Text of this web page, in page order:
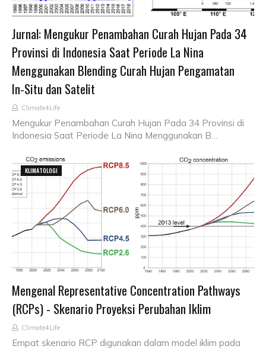
Jurnal: Mengukur Penambahan Curah Hujan Pada 34
Provinsi di Indonesia Saat Periode La Nina
Menggunakan Blending Curah Hujan Pengamatan
In-Situ dan Satelit
Climate4Life
Mengukur Penambahan Curah Hujan Pada 34 Provinsi di
Indonesia Saat Periode La Nina Menggunakan B…
KLIMATOLOGI
Mengenal Representative Concentration Pathways
(RCPs) - Skenario Proyeksi Perubahan Iklim
Climate4Life
Empat skenario RCP digunakan dalam model iklim pada